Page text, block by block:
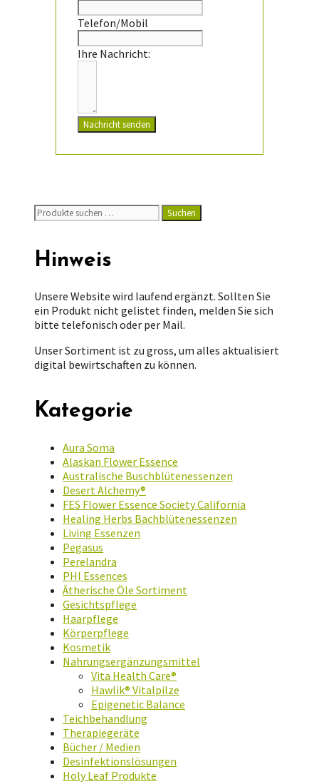
Telefon/Mobil
Ihre Nachricht:
Nachricht senden
Suchen
nach:
Suchen
Hinweis
Unsere Website wird laufend ergänzt. Sollten Sie
ein Produkt nicht gelistet finden, melden Sie sich
bitte telefonisch oder per Mail.
Unser Sortiment ist zu gross, um alles aktualisiert
digital bewirtschaften zu können.
Kategorie
Aura Soma
Alaskan Flower Essence
Australische Buschblütenessenzen
Desert Alchemy®
FES Flower Essence Society California
Healing Herbs Bachblütenessenzen
Living Essenzen
Pegasus
Perelandra
PHI Essences
Ätherische Öle Sortiment
Gesichtspflege
Haarpflege
Körperpflege
Kosmetik
Nahrungsergänzungsmittel
Vita Health Care®
Hawlik® Vitalpilze
Epigenetic Balance
Teichbehandlung
Therapiegeräte
Bücher / Medien
Desinfektionslösungen
Holy Leaf Produkte